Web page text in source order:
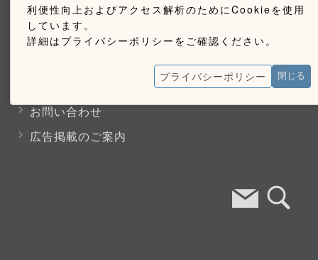
利便性向上およびアクセス解析のためにCookieを使用
しています。
詳細はプライバシーポリシーをご確認ください。
プライバシーポリシー 閉じる
お問い合わせ
お問い合わせ
広告掲載のご案内